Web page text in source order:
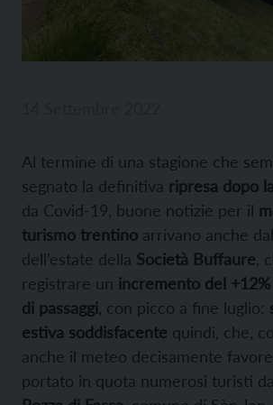
Al termine di una stagione che
segnato la definitiva ripresa dopo
da Covid-19, buone notizie per il
turismo trentino arrivano anche
dell’estate della Società Buffaure ,
registrare un incremento del
di passaggi , con picco a fine luglio:
estiva soddisfacente quindi, che,
anche il meteo decisamente
portato in quota numerosi turisti